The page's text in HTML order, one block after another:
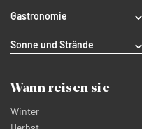
Gastronomie
Sonne und Strände
Wann reisen sie
Winter